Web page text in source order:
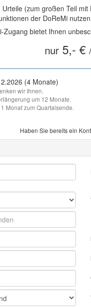
(zum großen Teil
der DoReMi
Zugang bietet Ihnen
nur5,- €
(4 Monate)
wir Ihnen.
um 12 Monate.
Monat zum Quartalsende.
Haben Sie bereits ein